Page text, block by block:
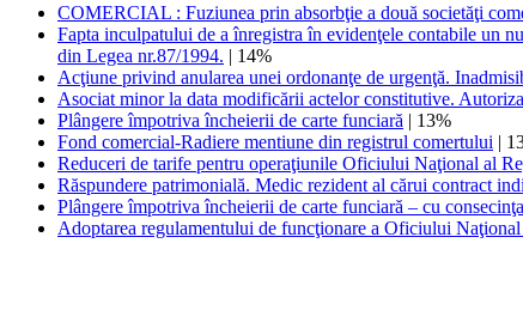
COMERCIAL : Fuziunea prin absorbţie a două societăţi
Fapta inculpatului de a înregistra în evidenţele contabile un
din Legea nr.87/1994. | 14%
Acţiune privind anularea unei ordonanţe de urgenţă.
Asociat minor la data modificării actelor constitutive.
Plângere împotriva încheierii de carte funciară | 13%
Fond comercial-Radiere mentiune din registrul comertului |
Reduceri de tarife pentru operaţiunile Oficiului Naţional al
Răspundere patrimonială. Medic rezident al cărui contract
Plângere împotriva încheierii de carte funciară – cu
Adoptarea regulamentului de funcţionare a Oficiului